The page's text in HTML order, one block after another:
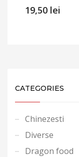
19,50 lei
CATEGORIES
Chinezesti
Diverse
Dragon food